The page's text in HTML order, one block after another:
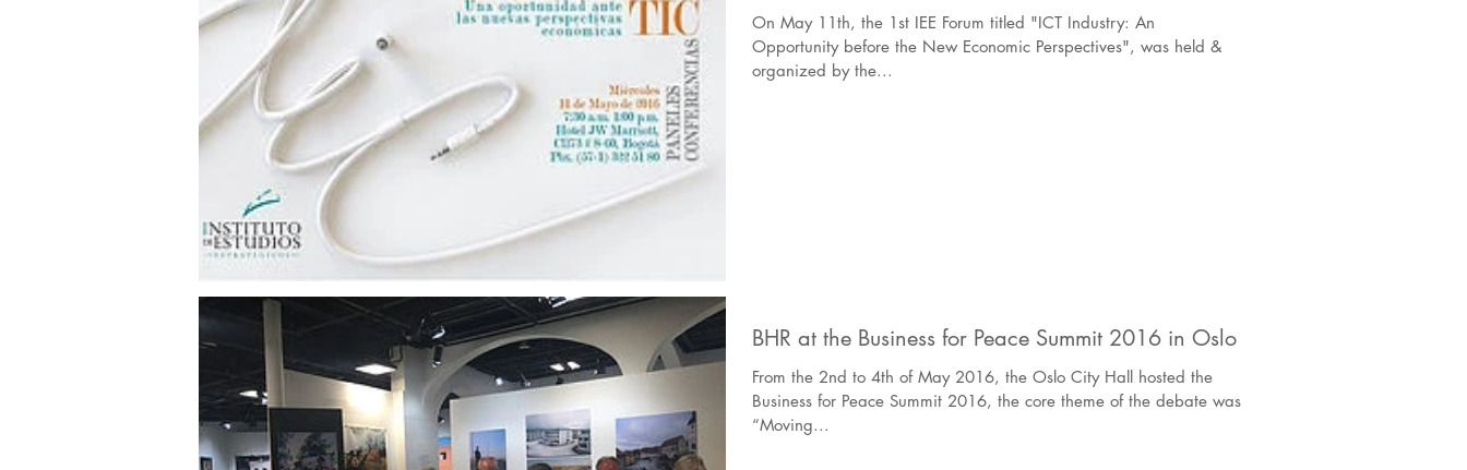
On May 11th, the 1st IEE Forum titled "ICT Industry: An
Opportunity before the New Economic Perspectives", was held &
organized by the...
BHR at the Business for Peace Summit 2016 in Oslo
From the 2nd to 4th of May 2016, the Oslo City Hall hosted the
Business for Peace Summit 2016, the core theme of the debate was
“Moving...